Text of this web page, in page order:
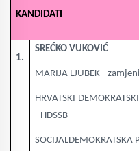
KANDIDATI
1.
SREĆKO VUKOVIĆ
MARIJA LJUBEK -
HRVATSKI
- HDSSB
SOCIJALDEMOKRATSKA